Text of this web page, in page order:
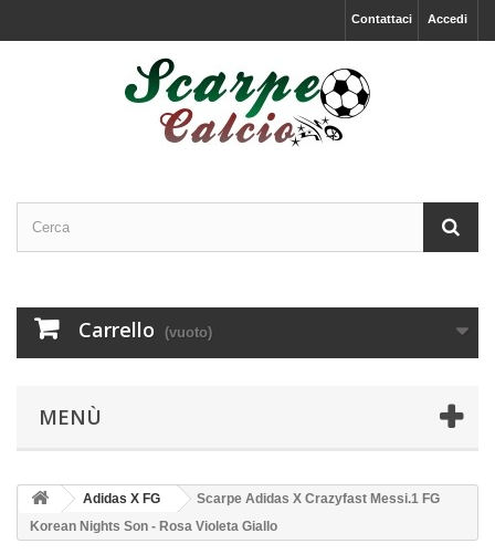
Accedi
Contattaci
Carrello (vuoto)
MENÙ
Adidas X FG
Scarpe Adidas X Crazyfast Messi.1 FG
Korean Nights Son - Rosa Violeta Giallo